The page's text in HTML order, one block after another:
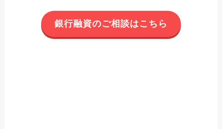
銀行融資のご相談はこちら